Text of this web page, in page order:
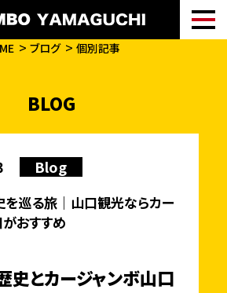
ブログ 個別記事
BLOG
Blog
を巡る旅｜山口観光ならカー
おすすめ
史とカージャンボ山口